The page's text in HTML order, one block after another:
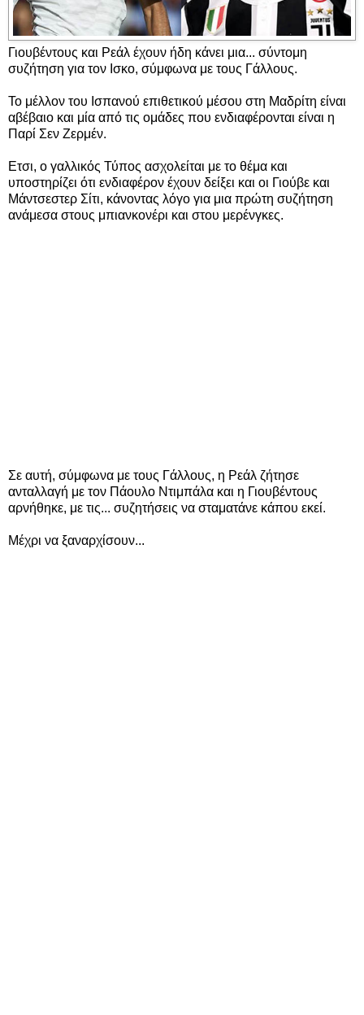
Γιουβέντους και Ρεάλ έχουν ήδη κάνει μια... σύντομη
συζήτηση για τον Ισκο, σύμφωνα με τους Γάλλους.
Το μέλλον του Ισπανού επιθετικού μέσου στη Μαδρίτη είναι
αβέβαιο και μία από τις ομάδες που ενδιαφέρονται είναι η
Παρί Σεν Ζερμέν.
Ετσι, ο γαλλικός Τύπος ασχολείται με το θέμα και
υποστηρίζει ότι ενδιαφέρον έχουν δείξει και οι Γιούβε και
Μάντσεστερ Σίτι, κάνοντας λόγο για μια πρώτη συζήτηση
ανάμεσα στους μπιανκονέρι και στου μερένγκες.
Σε αυτή, σύμφωνα με τους Γάλλους, η Ρεάλ ζήτησε
ανταλλαγή με τον Πάουλο Ντιμπάλα και η Γιουβέντους
αρνήθηκε, με τις... συζητήσεις να σταματάνε κάπου εκεί.
Μέχρι να ξαναρχίσουν...